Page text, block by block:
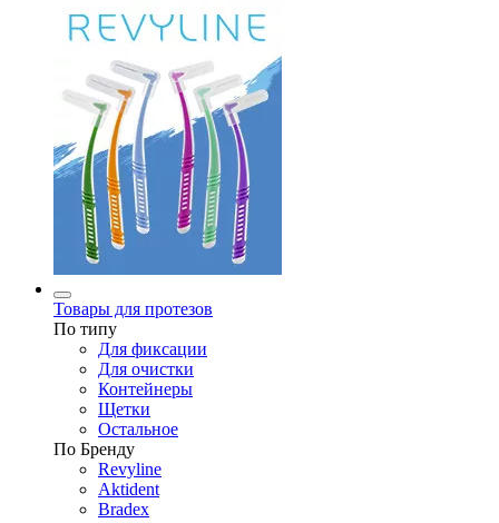
Товары для протезов
По типу
Для фиксации
Для очистки
Контейнеры
Щетки
Остальное
По Бренду
Revyline
Aktident
Bradex